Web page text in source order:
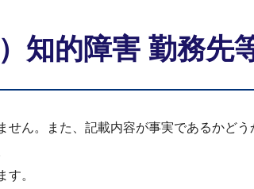
知的障害 勤務先
ん。また、記載内容が事実であるかどう
。